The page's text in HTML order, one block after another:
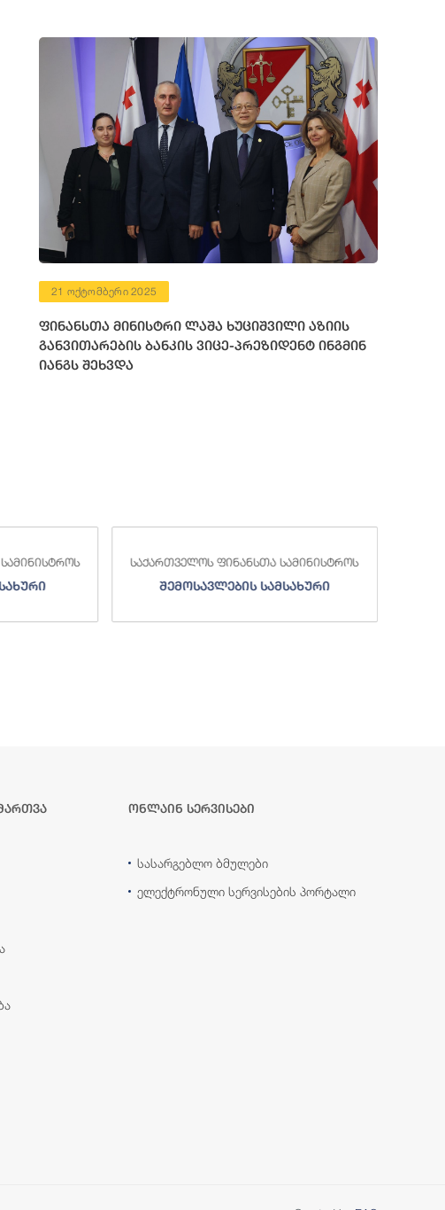
21 ოქტომბერი 2025
ფინანსთა მინისტრი ლაშა ხუციშვილი აზიის
განვითარების ბანკის ვიცე-პრეზიდენტ ინგმინ
იანგს შეხვდა
საქართველოს ფინანსთა სამინისტროს
სახელმწიფო ხაზინა
ონლაინ სერვისები
სასარგებლო ბმულები
ელექტრონული სერვისების პორტალი